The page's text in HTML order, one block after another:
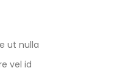
ut nulla
vel id